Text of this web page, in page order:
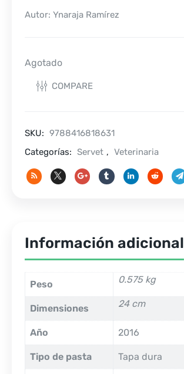
Autor: Ynaraja Ramírez
Agotado
COMPARE
SKU: 9788416818631
Categorías: Servet , Veterinaria
Información adicional
Peso 0.575 kg
Dimensiones 24 cm
Año 2016
Tipo de pasta Tapa dura